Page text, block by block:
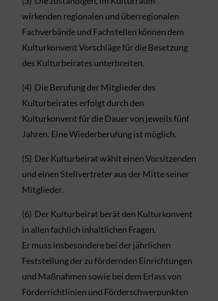
wirkenden regionalen und überregionalen
Fachverbände und Fachstellen können dem
Kulturkonvent Vorschläge für die Besetzung
des Kulturbeirates unterbreiten.
(4) Die Berufung der Mitglieder des
Kulturbeirates erfolgt durch den
Kulturkonvent für die Dauer von jeweils fünf
Jahren. Eine Wiederberufung ist möglich.
(5) Der Kulturbeirat wählt einen Vorsitzenden
und einen Stellvertreter aus der Mitte seiner
Mitglieder.
(6) Der Kulturbeirat berät den Kulturkonvent
in allen fachlich inhaltlichen Fragen.
Er muss insbesondere bei der jährlichen
Feststellung der zu fördernden Einrichtungen
und Maßnahmen sowie bei dem Erlass von
Förderrichtlinien und Förderschwerpunkten